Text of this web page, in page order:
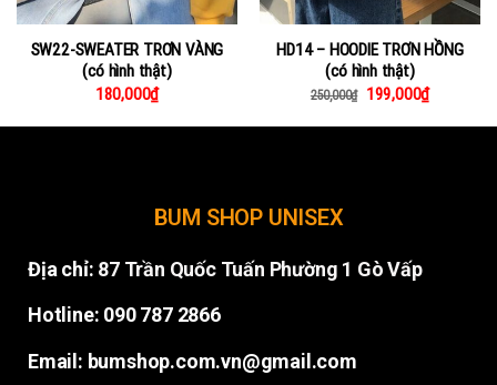
SW22-SWEATER TRƠN VÀNG
(có hình thật)
180,000₫
HD14 – HOODIE TRƠN HỒNG
(có hình thật)
250,000₫ 199,000₫
BUM SHOP UNISEX
Địa chỉ: 87 Trần Quốc Tuấn Phường 1 Gò Vấp
Hotline: 090 787 2866
Email: bumshop.com.vn@gmail.com